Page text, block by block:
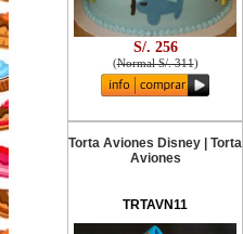
S/. 256
(Normal S/. 311)
Torta Aviones Disney | Torta
Aviones
TRTAVN11